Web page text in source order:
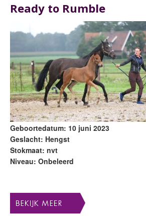
Ready to Rumble
Geboortedatum: 10 juni 2023
Geslacht: Hengst
Stokmaat: nvt
Niveau: Onbeleerd